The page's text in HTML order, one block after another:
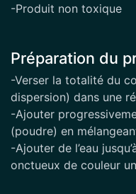
-Produit non toxique
Préparation du
-Verser la totalité du
dispersion) dans une
-Ajouter
(poudre) en
-Ajouter de l’eau
onctueux de couleur